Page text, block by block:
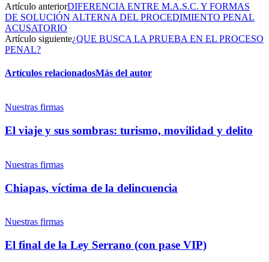
Facebook
Twitter
Linkedin
Artículo anteriorDIFERENCIA ENTRE M.A.S.C. Y FORMAS
DE SOLUCIÓN ALTERNA DEL PROCEDIMIENTO PENAL
ACUSATORIO
Artículo siguiente¿QUE BUSCA LA PRUEBA EN EL PROCESO
PENAL?
Artículos relacionadosMás del autor
Nuestras firmas
El viaje y sus sombras: turismo, movilidad y delito
Nuestras firmas
Chiapas, víctima de la delincuencia
Nuestras firmas
El final de la Ley Serrano (con pase VIP)